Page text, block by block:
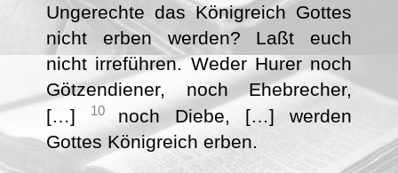
Ungerechte das Königreich Gottes
nicht erben werden? Laßt euch
nicht irreführen. Weder Hurer noch
Götzendiener, noch Ehebrecher,
[…]
10 noch Diebe, […] werden
Gottes Königreich erben.